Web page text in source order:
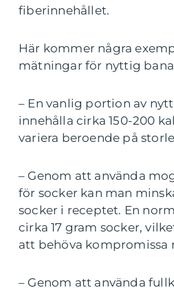
fiberinnehållet.
Här kommer några
mätningar för nyttig
– En vanlig portion av
innehålla cirka 150-200
variera beroende på
– Genom att använda
för socker kan man
socker i receptet. En
cirka 17 gram socker,
att behöva kompromissa
– Genom att använda